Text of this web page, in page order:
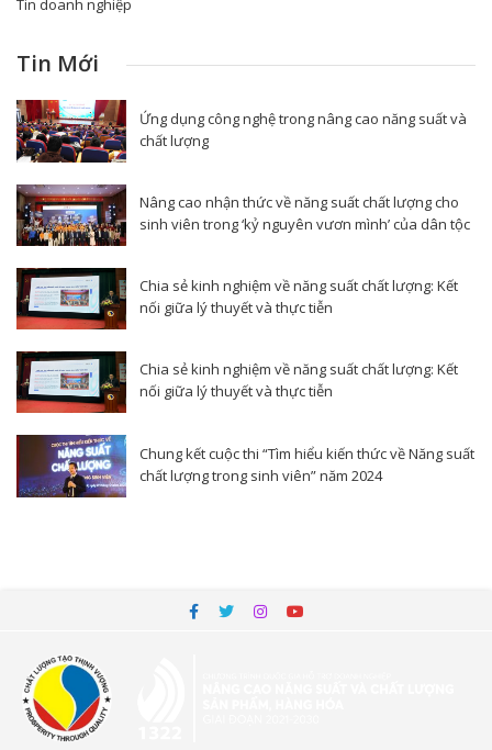
Tin doanh nghiệp
Tin Mới
Ứng dụng công nghệ trong nâng cao năng suất và
chất lượng
Nâng cao nhận thức về năng suất chất lượng cho
sinh viên trong ‘kỷ nguyên vươn mình’ của dân tộc
Chia sẻ kinh nghiệm về năng suất chất lượng: Kết
nối giữa lý thuyết và thực tiễn
Chia sẻ kinh nghiệm về năng suất chất lượng: Kết
nối giữa lý thuyết và thực tiễn
Chung kết cuộc thi “Tìm hiểu kiến thức về Năng suất
chất lượng trong sinh viên” năm 2024